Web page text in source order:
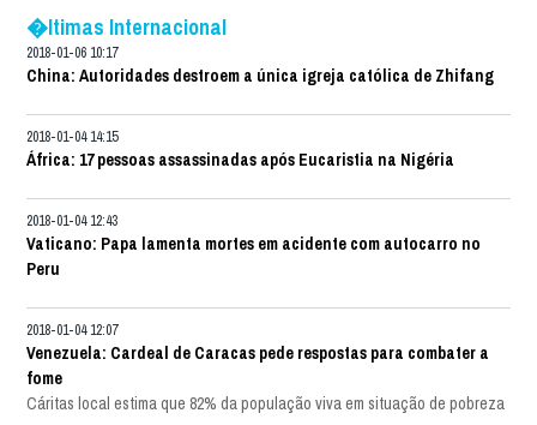
�ltimas Internacional
2018-01-06 10:17
China: Autoridades destroem a única igreja católica de Zhifang
2018-01-04 14:15
África: 17 pessoas assassinadas após Eucaristia na Nigéria
2018-01-04 12:43
Vaticano: Papa lamenta mortes em acidente com autocarro no
Peru
2018-01-04 12:07
Venezuela: Cardeal de Caracas pede respostas para combater a
fome
Cáritas local estima que 82% da população viva em situação de pobreza